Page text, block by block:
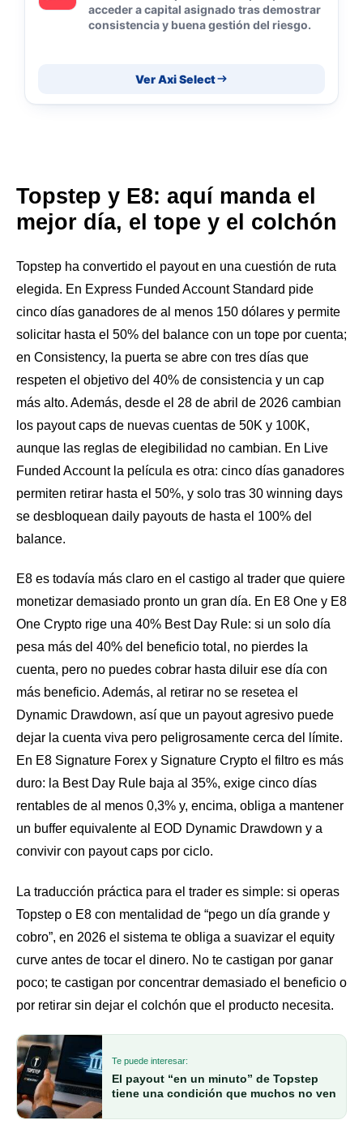
acceder a capital asignado tras demostrar
consistencia y buena gestión del riesgo.
Ver Axi Select
Topstep y E8: aquí manda el
mejor día, el tope y el colchón
Topstep ha convertido el payout en una cuestión de ruta
elegida. En Express Funded Account Standard pide
cinco días ganadores de al menos 150 dólares y permite
solicitar hasta el 50% del balance con un tope por cuenta;
en Consistency, la puerta se abre con tres días que
respeten el objetivo del 40% de consistencia y un cap
más alto. Además, desde el 28 de abril de 2026 cambian
los payout caps de nuevas cuentas de 50K y 100K,
aunque las reglas de elegibilidad no cambian. En Live
Funded Account la película es otra: cinco días ganadores
permiten retirar hasta el 50%, y solo tras 30 winning days
se desbloquean daily payouts de hasta el 100% del
balance.
E8 es todavía más claro en el castigo al trader que quiere
monetizar demasiado pronto un gran día. En E8 One y E8
One Crypto rige una 40% Best Day Rule: si un solo día
pesa más del 40% del beneficio total, no pierdes la
cuenta, pero no puedes cobrar hasta diluir ese día con
más beneficio. Además, al retirar no se resetea el
Dynamic Drawdown, así que un payout agresivo puede
dejar la cuenta viva pero peligrosamente cerca del límite.
En E8 Signature Forex y Signature Crypto el filtro es más
duro: la Best Day Rule baja al 35%, exige cinco días
rentables de al menos 0,3% y, encima, obliga a mantener
un buffer equivalente al EOD Dynamic Drawdown y a
convivir con payout caps por ciclo.
La traducción práctica para el trader es simple: si operas
Topstep o E8 con mentalidad de “pego un día grande y
cobro”, en 2026 el sistema te obliga a suavizar el equity
curve antes de tocar el dinero. No te castigan por ganar
poco; te castigan por concentrar demasiado el beneficio o
por retirar sin dejar el colchón que el producto necesita.
Te puede interesar:
El payout “en un minuto” de Topstep
tiene una condición que muchos no ven